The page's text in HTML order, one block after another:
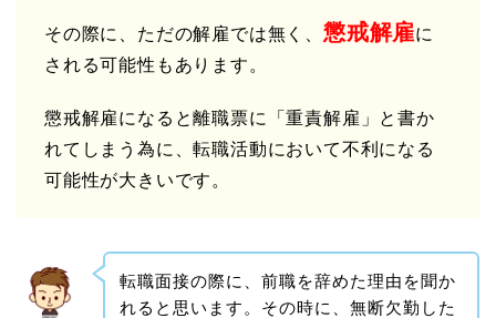
その際に、ただの解雇では無く、 懲戒解雇に
される可能性もあります。
懲戒解雇になると離職票に「重責解雇」と書か
れてしまう為に、転職活動において不利になる
可能性が大きいです。
転職面接の際に、前職を辞めた理由を聞か
れると思います。その時に、無断欠勤した